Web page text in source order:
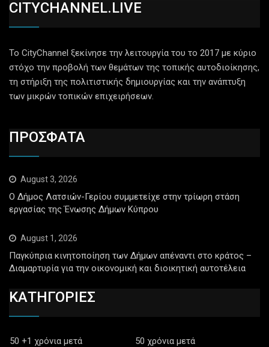
CITYCHANNEL.LIVE
Το CityChannel ξεκίνησε την λειτουργία του το 2017 με κύριο
στόχο την προβολή των θεμάτων της τοπικής αυτοδιοίκησης,
τη στήριξη της πολιτιστικής δημιουργίας και την ανάπτυξη
των μικρών τοπικών επιχειρήσεων.
ΠΡΟΣΦΑΤΑ
August 3, 2026
Ο Δήμος Λατσιών-Γερίου συμμετείχε στην τρίωρη στάση
εργασίας της Ένωσης Δήμων Κύπρου
August 1, 2026
Παγκύπρια κινητοποίηση των Δήμων απέναντι στο κράτος –
Διαμαρτυρία για την οικονομική και διοικητική αυτοτέλεια
ΚΑΤΗΓΟΡΙΕΣ
50 +1 χρόνια μετά
50 χρόνια μετά